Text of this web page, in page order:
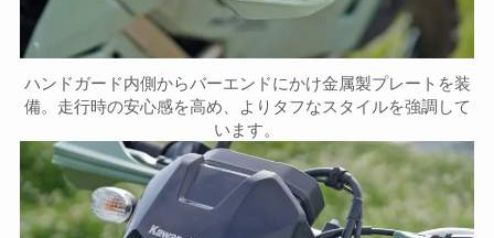
ハンドガード内側からバーエンドにかけ金属製プレートを装
備。走行時の安心感を高め、よりタフなスタイルを強調して
います。